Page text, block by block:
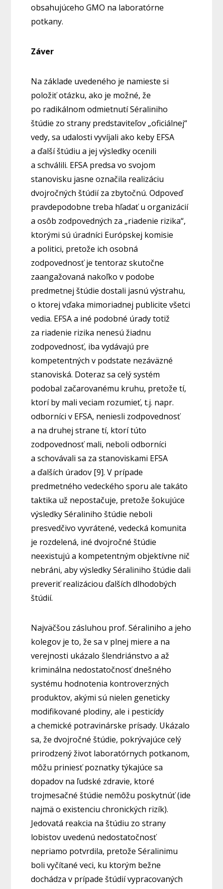
obsahujúceho GMO na laboratórne
potkany.
Záver
Na základe uvedeného je namieste si
položiť otázku, ako je možné, že
po radikálnom odmietnutí Séraliniho
štúdie zo strany predstaviteľov „oficiálnej“
vedy, sa udalosti vyvíjali ako keby EFSA
a ďalší štúdiu a jej výsledky ocenili
a schválili. EFSA predsa vo svojom
stanovisku jasne označila realizáciu
dvojročných štúdií za zbytočnú. Odpoveď
pravdepodobne treba hľadať u organizácií
a osôb zodpovedných za „riadenie rizika“,
ktorými sú úradníci Európskej komisie
a politici, pretože ich osobná
zodpovednosť je tentoraz skutočne
zaangažovaná nakoľko v podobe
predmetnej štúdie dostali jasnú výstrahu,
o ktorej vďaka mimoriadnej publicite všetci
vedia. EFSA a iné podobné úrady totiž
za riadenie rizika nenesú žiadnu
zodpovednosť, iba vydávajú pre
kompetentných v podstate nezáväzné
stanoviská. Doteraz sa celý systém
podobal začarovanému kruhu, pretože tí,
ktorí by mali veciam rozumieť, t.j. napr.
odborníci v EFSA, neniesli zodpovednosť
a na druhej strane tí, ktorí túto
zodpovednosť mali, neboli odborníci
a schovávali sa za stanoviskami EFSA
a ďalších úradov [9]. V prípade
predmetného vedeckého sporu ale takáto
taktika už nepostačuje, pretože šokujúce
výsledky Séraliniho štúdie neboli
presvedčivo vyvrátené, vedecká komunita
je rozdelená, iné dvojročné štúdie
neexistujú a kompetentným objektívne nič
nebráni, aby výsledky Séraliniho štúdie dali
preveriť realizáciou ďalších dlhodobých
štúdií.
Najväčšou zásluhou prof. Séraliniho a jeho
kolegov je to, že sa v plnej miere a na
verejnosti ukázalo šlendriánstvo a až
kriminálna nedostatočnosť dnešného
systému hodnotenia kontroverzných
produktov, akými sú nielen geneticky
modifikované plodiny, ale i pesticídy
a chemické potravinárske prísady. Ukázalo
sa, že dvojročné štúdie, pokrývajúce celý
prirodzený život laboratórnych potkanom,
môžu priniesť poznatky týkajúce sa
dopadov na ľudské zdravie, ktoré
trojmesačné štúdie nemôžu poskytnúť (ide
najmä o existenciu chronických rizík).
Jedovatá reakcia na štúdiu zo strany
lobistov uvedenú nedostatočnosť
nepriamo potvrdila, pretože Séralinimu
boli vyčítané veci, ku ktorým bežne
dochádza v prípade štúdií vypracovaných